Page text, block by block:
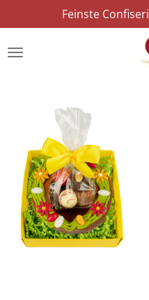
Hauptinhalt
springen
Feinste